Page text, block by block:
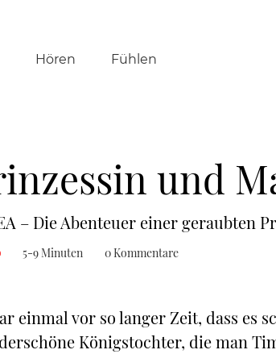
Hören Fühlen
und
– Die Abenteuer einer geraubten
5-9 Minuten 0 Kommentare
einmal vor so langer Zeit, dass es
Königstochter, die man